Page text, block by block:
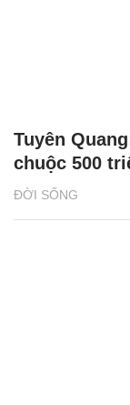
ĐỜI SỐNG
Tuyên
chuộc 500